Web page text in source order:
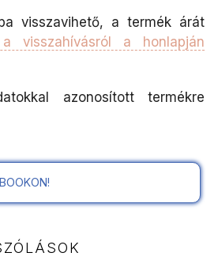
visszavihető, a termék árát
visszahívásról a honlapján
azonosított termékre